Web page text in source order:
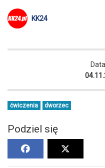
KK24
ćwiczenia dworzec
Podziel się